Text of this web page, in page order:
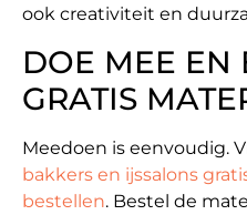
ook creativiteit en
DOE MEE EN
GRATIS
Meedoen is eenvoudig.
bakkers en ijssalons
bestellen. Bestel de